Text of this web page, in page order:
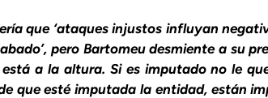
que ‘ataques injustos influyan
pero Bartomeu desmiente a su
a la altura. Si es imputado no le
que esté imputada la entidad, están